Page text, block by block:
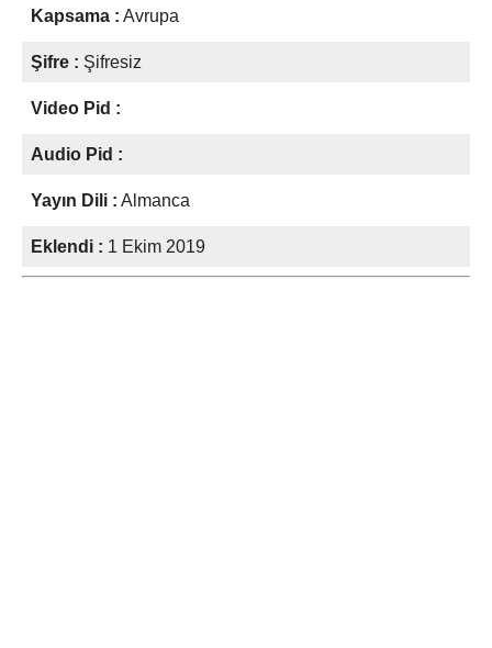
Kapsama : Avrupa
Şifre : Şifresiz
Video Pid :
Audio Pid :
Yayın Dili : Almanca
Eklendi : 1 Ekim 2019